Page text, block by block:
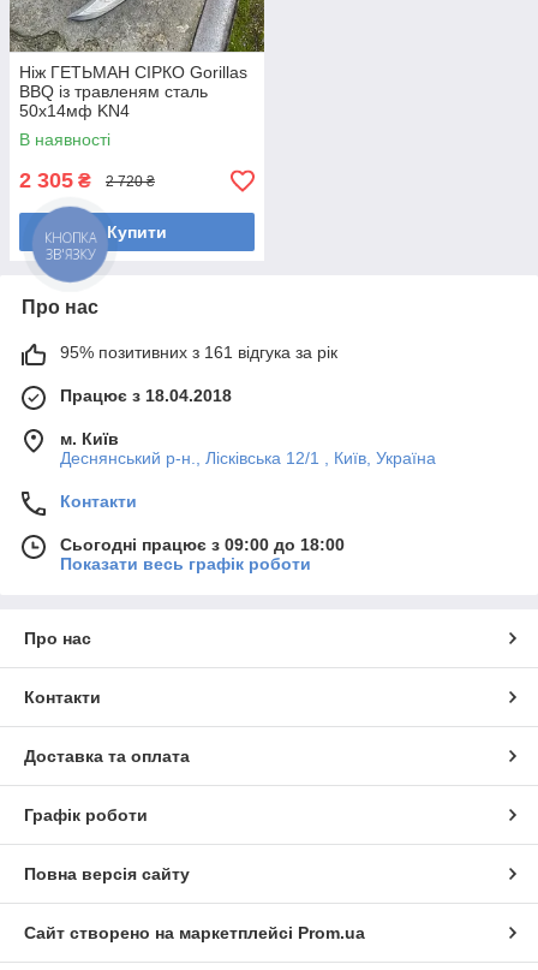
Ніж ГЕТЬМАН СІРКО Gorillas
BBQ із травленям сталь
50х14мф KN4
В наявності
2 305 ₴ 2 720 ₴
Купити
Про нас
95% позитивних з 161 відгука за рік
Працює з 18.04.2018
м. Київ
Деснянський р-н., Лісківська 12/1 , Київ, Україна
Контакти
Сьогодні працює з 09:00 до 18:00
Показати весь графік роботи
Про нас
Контакти
Доставка та оплата
Графік роботи
Повна версія сайту
Сайт створено на маркетплейсі Prom.ua